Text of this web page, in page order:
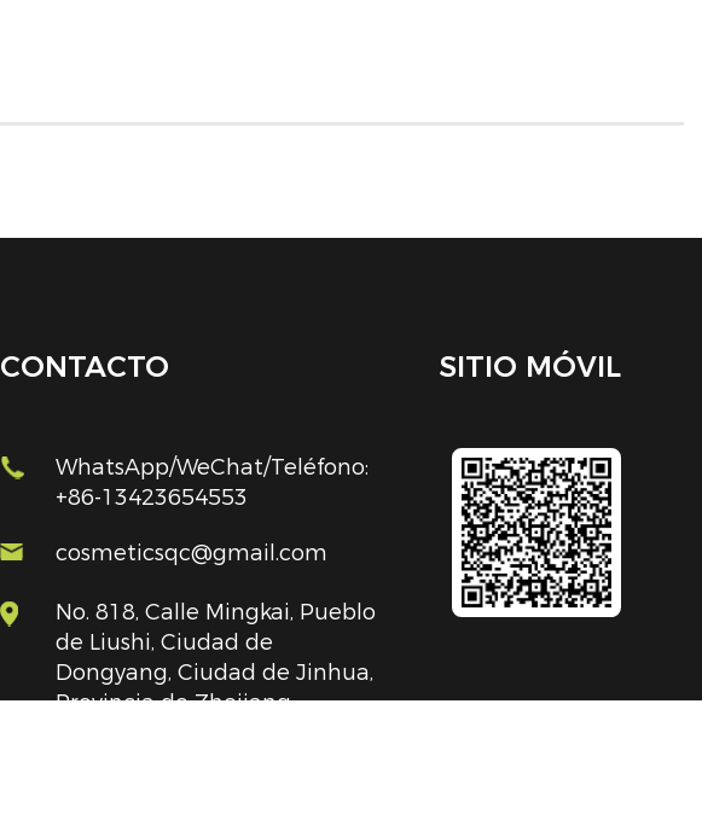
CONTACTO
WhatsApp/WeChat/Teléfono:
+86-13423654553
cosmeticsqc@gmail.com
No. 818, Calle Mingkai, Pueblo
de Liushi, Ciudad de
Dongyang, Ciudad de Jinhua,
Provincia de Zhejiang,
SITIO MÓVIL